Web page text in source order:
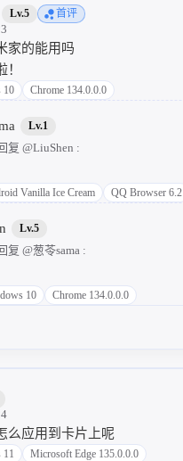
Lv.5 首评
家的能用吗
10 Chrome 134.0.0.0
Lv.1
复 @LiuShen :
Vanilla Ice Cream QQ Browser 6.2
Lv.5
复 @葱苓sama :
10 Chrome 134.0.0.0
么应用到卡片上呢
11 Microsoft Edge 135.0.0.0